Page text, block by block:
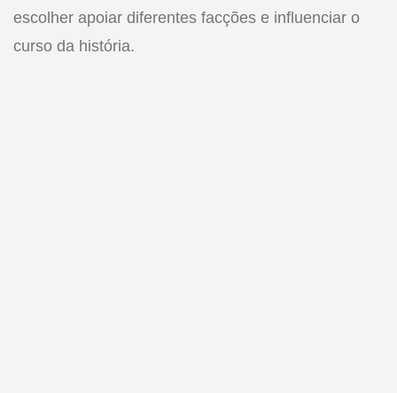
escolher apoiar diferentes facções e influenciar o
curso da história.